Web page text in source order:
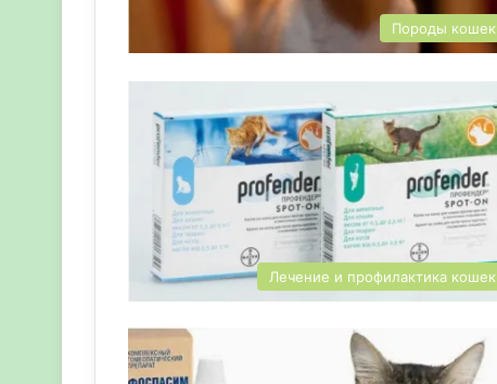
Породы кошек
Лечение и профилактика кошек